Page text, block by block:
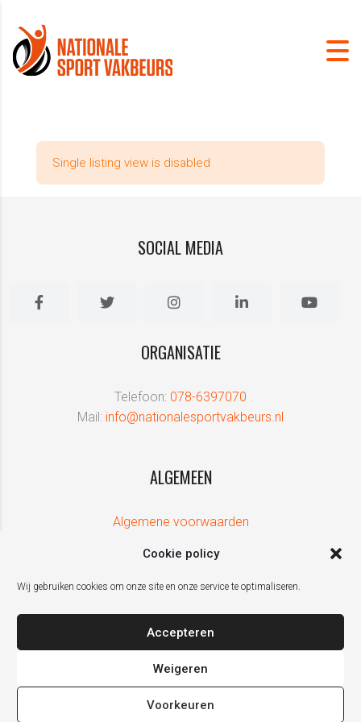
Cookie policy
Wij gebruiken cookies om onze site en onze service te optimaliseren.
Accepteren
Weigeren
Voorkeuren
Single listing view is disabled
SOCIAL MEDIA
ORGANISATIE
Telefoon: 078-6397070
Mail: info@nationalesportvakbeurs.nl
ALGEMEEN
Algemene voorwaarden